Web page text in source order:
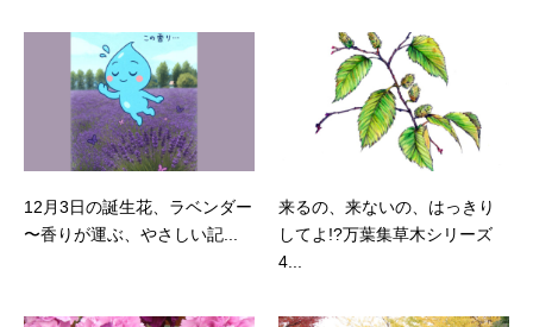
12月3日の誕生花、ラベンダー
〜香りが運ぶ、やさしい記...
来るの、来ないの、はっきり
してよ!?万葉集草木シリーズ
4...